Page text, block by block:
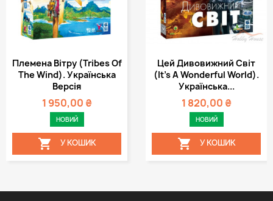
Племена Вітру (Tribes Of
The Wind). Українська
Версія
1 950,00 ₴
НОВИЙ
 У КОШИК
Цей Дивовижний Світ
(It's A Wonderful World).
Українська...
1 820,00 ₴
НОВИЙ
 У КОШИК